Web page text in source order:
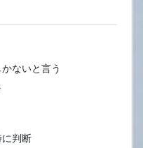
ないと言う
判断